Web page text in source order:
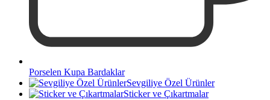
Porselen Kupa Bardaklar
Sevgiliye Özel Ürünler
Sticker ve Çıkartmalar